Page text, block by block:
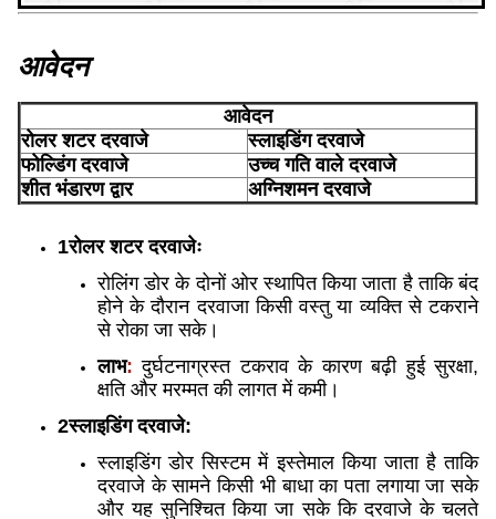
आवेदन
आवेदन
रोलर शटर दरवाजे
स्लाइडिंग दरवाजे
फोल्डिंग दरवाजे
उच्च गति वाले दरवाजे
शीत भंडारण द्वार
अग्निशमन दरवाजे
1रोलर शटर दरवाजेः
रोलिंग डोर के दोनों ओर स्थापित किया जाता है ताकि बंद
होने के दौरान दरवाजा किसी वस्तु या व्यक्ति से टकराने
से रोका जा सके।
लाभ: दुर्घटनाग्रस्त टकराव के कारण बढ़ी हुई सुरक्षा,
क्षति और मरम्मत की लागत में कमी।
2स्लाइडिंग दरवाजे:
स्लाइडिंग डोर सिस्टम में इस्तेमाल किया जाता है ताकि
दरवाजे के सामने किसी भी बाधा का पता लगाया जा सके
और यह सुनिश्चित किया जा सके कि दरवाजे के चलते